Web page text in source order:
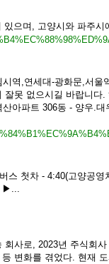
으며, 고양시와 파주
역,연세대-광화문,서
못 없으시길 바랍니다
아파트 306동 - 양우.
스 첫차 - 4:40(고양공
▶...
사로, 2023년 주식회
변화를 겪었다. 현재